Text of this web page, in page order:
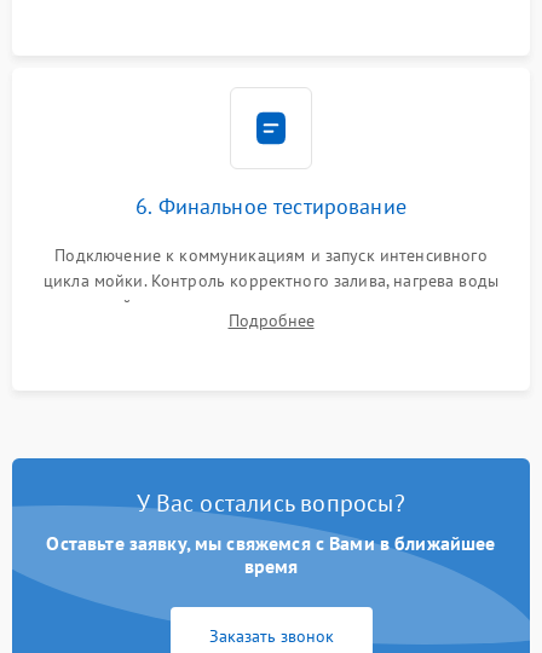
6. Финальное тестирование
Подключение к коммуникациям и запуск интенсивного
цикла мойки. Контроль корректного залива, нагрева воды
до нужной температуры, отсутствия посторонних шумов,
штатного слива и абсолютной сухости в поддоне.
Подробнее
У Вас остались вопросы?
Оставьте заявку, мы свяжемся с Вами в ближайшее
время
Заказать звонок